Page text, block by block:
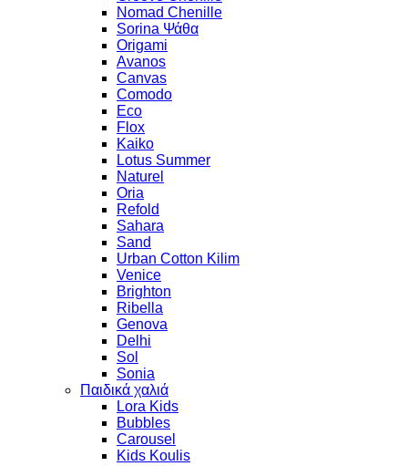
Nomad Chenille
Sorina Ψάθα
Origami
Avanos
Canvas
Comodo
Eco
Flox
Kaiko
Lotus Summer
Naturel
Oria
Refold
Sahara
Sand
Urban Cotton Kilim
Venice
Brighton
Ribella
Genova
Delhi
Sol
Sonia
Παιδικά χαλιά
Lora Kids
Bubbles
Carousel
Kids Koulis